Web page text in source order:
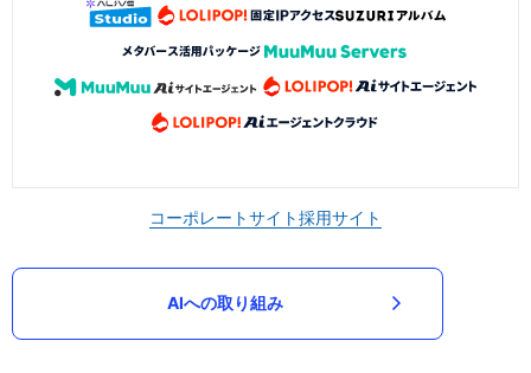
コーポレートサイト採用サイト
AIへの取り組み